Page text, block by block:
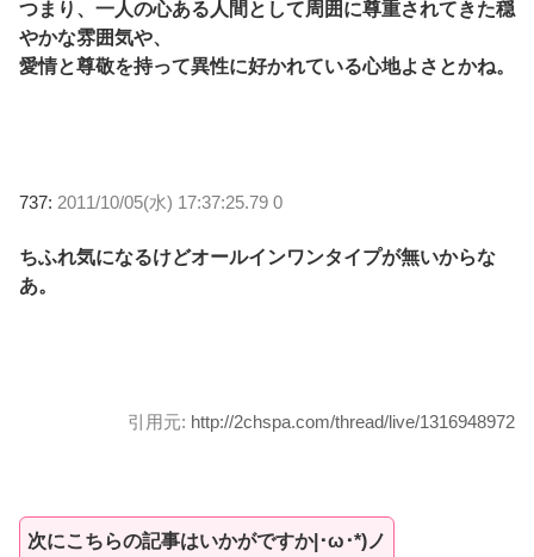
つまり、一人の心ある人間として周囲に尊重されてきた穏
やかな雰囲気や、
愛情と尊敬を持って異性に好かれている心地よさとかね。
737: 2011/10/05(水) 17:37:25.79 0
ちふれ気になるけどオールインワンタイプが無いからな
あ。
引用元: http://2chspa.com/thread/live/1316948972
次にこちらの記事はいかがですか|･ω･*)ノ